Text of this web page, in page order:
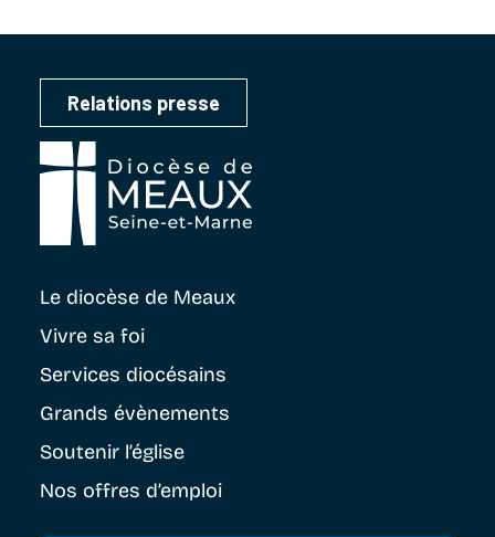
Relations presse
Le diocèse de Meaux
Vivre sa foi
Services diocésains
Grands évènements
Soutenir l’église
Nos offres d’emploi